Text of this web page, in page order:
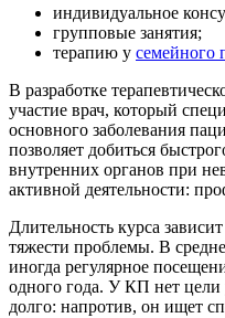
индивидуальное
групповые занятия;
терапию у семейного
В разработке
участие врач, который
основного заболевания
позволяет добиться
внутренних органов при
активной деятельности:
Длительность курса
тяжести проблемы. В
иногда регулярное
одного года. У КП нет цели
долго: напротив, он ищет